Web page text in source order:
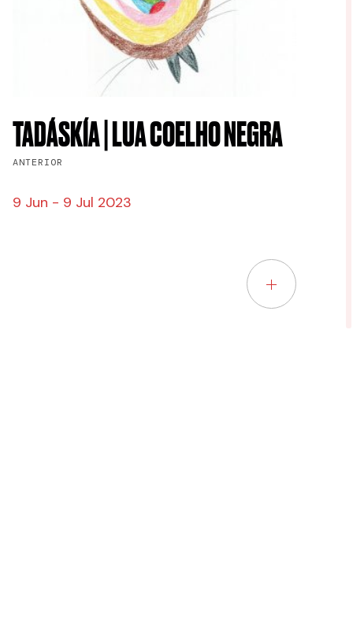
TADÁSKÍA | LUA COELHO NEGRA
ANTERIOR
9 Jun - 9 Jul 2023